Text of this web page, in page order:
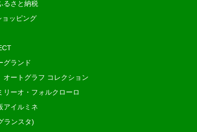
るさと納税
ッピング
グランド
ートグラフ コレクション
ーオ・フォルクローロ
アイルミネ
ランスタ)